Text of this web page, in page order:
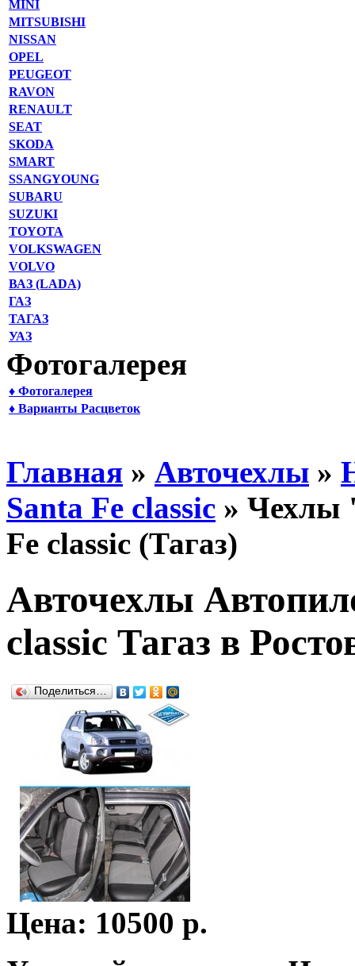
MINI
MITSUBISHI
NISSAN
OPEL
PEUGEOT
RAVON
RENAULT
SEAT
SKODA
SMART
SSANGYOUNG
SUBARU
SUZUKI
TOYOTA
VOLKSWAGEN
VOLVO
ВАЗ (LADA)
ГАЗ
ТАГАЗ
УАЗ
Фотогалерея
♦ Фотогалерея
♦ Варианты Расцветок
Главная » Авточехлы »
Santa Fe classic » Чехлы
Fe classic (Тагаз)
Авточехлы
classic Тагаз в
Поделиться…
Цена: 10500 р.